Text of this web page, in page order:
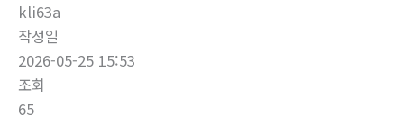
kli63a
작성일
2026-05-25 15:53
조회
65